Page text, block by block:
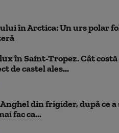
în Arctica: Un urs polar
în Saint-Tropez. Cât
de castel ales...
din frigider, după ce
fac ca...